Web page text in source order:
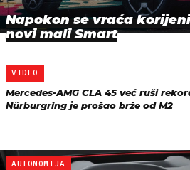
Napokon se vraća
novi mali Smart
VIDEO
Mercedes-AMG CLA 45 već ruši
Nürburgring je prošao brže od M2
AUTONOMIJA